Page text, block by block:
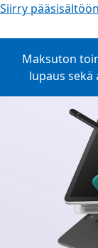
Siirry pääsisältöön
Maksuton
lupaus sekä